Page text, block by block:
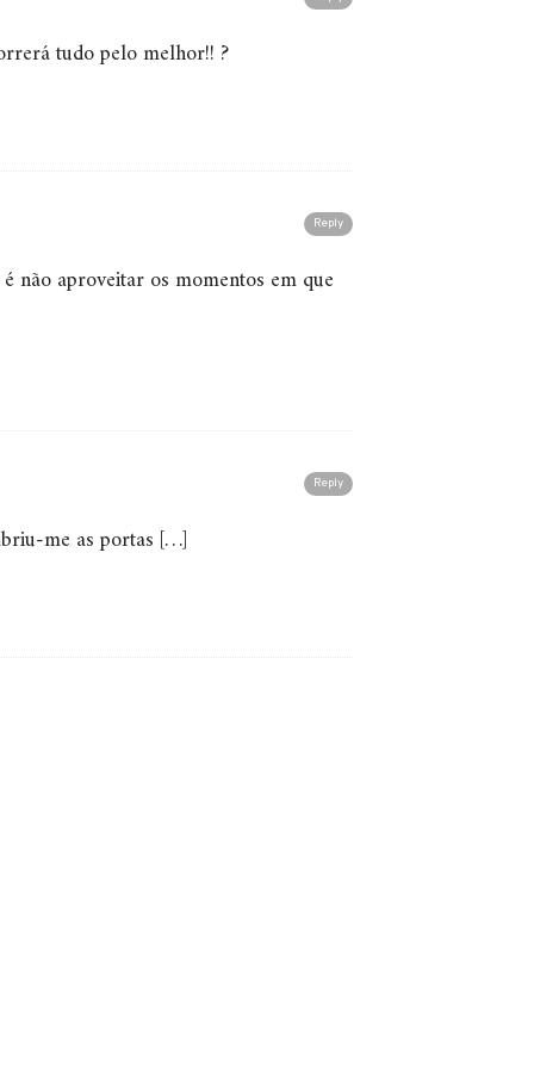
tudo pelo melhor!! ?
Reply
não aproveitar os momentos em que
Reply
me as portas […]